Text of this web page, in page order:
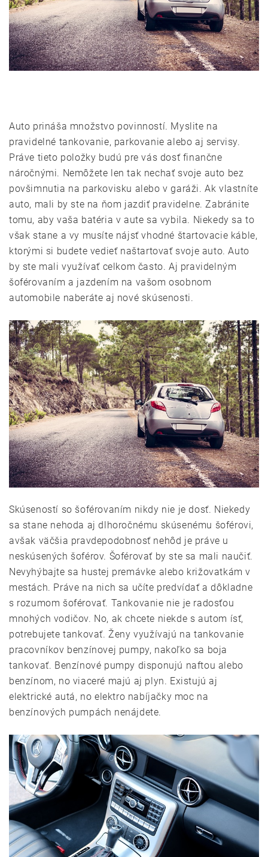
Auto prináša množstvo povinností. Myslite na
pravidelné tankovanie, parkovanie alebo aj servisy.
Práve tieto položky budú pre vás dosť finančne
náročnými. Nemôžete len tak nechať svoje auto bez
povšimnutia na parkovisku alebo v garáži. Ak vlastníte
auto, mali by ste na ňom jazdiť pravidelne. Zabránite
tomu, aby vaša batéria v aute sa vybila. Niekedy sa to
však stane a vy musíte nájsť vhodné štartovacie káble,
ktorými si budete vedieť naštartovať svoje auto. Auto
by ste mali využívať celkom často. Aj pravidelným
šoférovaním a jazdením na vašom osobnom
automobile naberáte aj nové skúsenosti.
Skúseností so šoférovaním nikdy nie je dosť. Niekedy
sa stane nehoda aj dlhoročnému skúsenému šoférovi,
avšak väčšia pravdepodobnosť nehôd je práve u
neskúsených šoférov. Šoférovať by ste sa mali naučiť.
Nevyhýbajte sa hustej premávke alebo križovatkám v
mestách. Práve na nich sa učíte predvídať a dôkladne
s rozumom šoférovať. Tankovanie nie je radosťou
mnohých vodičov. No, ak chcete niekde s autom ísť,
potrebujete tankovať. Ženy využívajú na tankovanie
pracovníkov benzínovej pumpy, nakoľko sa boja
tankovať. Benzínové pumpy disponujú naftou alebo
benzínom, no viaceré majú aj plyn. Existujú aj
elektrické autá, no elektro nabíjačky moc na
benzínových pumpách nenájdete.